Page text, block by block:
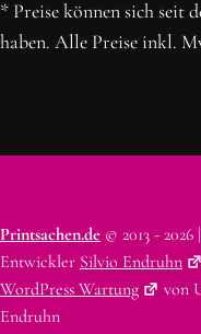
* Preise können sich seit
haben. Alle Preise inkl.
Printsachen.de © 2013 -
Entwickler Silvio Endruhn
WordPress Wartung
von
Endruhn